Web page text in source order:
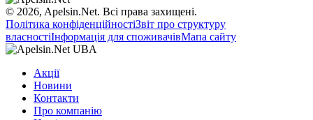
© 2026, Apelsin.Net. Всі права захищені.
Політика конфіденційностіЗвіт про структуру
власностіІнформація для споживачівМапа сайту
Акції
Новини
Контакти
Про компанію